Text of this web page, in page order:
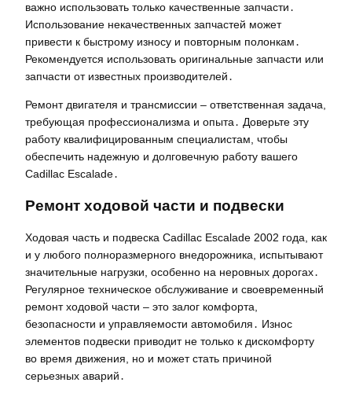
важно использовать только качественные запчасти․
Использование некачественных запчастей может
привести к быстрому износу и повторным полонкам․
Рекомендуется использовать оригинальные запчасти или
запчасти от известных производителей․
Ремонт двигателя и трансмиссии – ответственная задача,
требующая профессионализма и опыта․ Доверьте эту
работу квалифицированным специалистам, чтобы
обеспечить надежную и долговечную работу вашего
Cadillac Escalade․
Ремонт ходовой части и подвески
Ходовая часть и подвеска Cadillac Escalade 2002 года, как
и у любого полноразмерного внедорожника, испытывают
значительные нагрузки, особенно на неровных дорогах․
Регулярное техническое обслуживание и своевременный
ремонт ходовой части – это залог комфорта,
безопасности и управляемости автомобиля․ Износ
элементов подвески приводит не только к дискомфорту
во время движения, но и может стать причиной
серьезных аварий․